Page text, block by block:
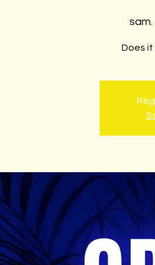
sam.
Does it